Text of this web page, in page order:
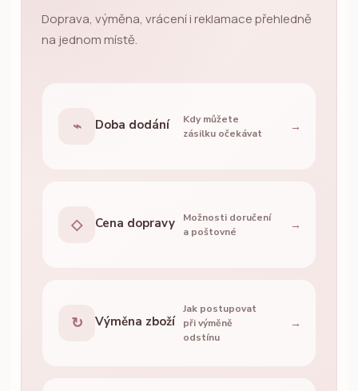
Doprava, výměna, vrácení i reklamace přehledně
na jednom místě.
⌁ Doba dodání
Kdy můžete
zásilku očekávat
→
◇ Cena dopravy
Možnosti doručení
a poštovné
→
↻ Výměna zboží
Jak postupovat
při výměně
odstínu
→